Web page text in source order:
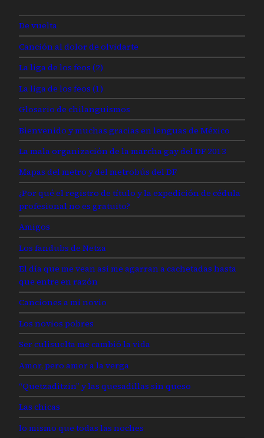
De vuelta
Canción al dolor de olvidarte
La liga de los feos (2)
La liga de los feos (1)
Glosario de chilanguismos
Bienvenido y muchas gracias en lenguas de México
La mala organización de la marcha gay del DF 2013
Mapas del metro y del metrobús del DF
¿Por qué el registro de título y la expedición de cédula
profesional no es gratuito?
Amigos
Los fandubs de Netza
El día que me vean así me agarran a cachetadas hasta
que entre en razón
Canciones a mi novio
Los novios pobres
Ser culisuelta me cambió la vida
Amor, pero amor a la verga
“Quetzaditzin” y las quesadillas sin queso
Las chicas
lo mismo que todas las noches